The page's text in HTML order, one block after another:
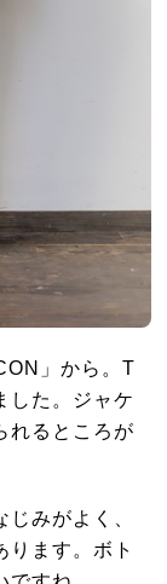
」から。T
した。ジャケ
れるところが
みがよく、
ります。ボト